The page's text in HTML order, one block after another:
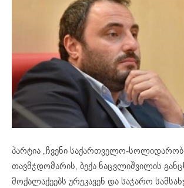
პარტია „ჩვენი საქართველო-
თავმჯდომარის, ბექა ნაცვლიშვილის
მოქალაქეებს ურეკავენ და საჯარო